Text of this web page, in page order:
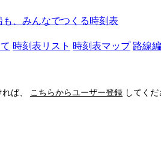
も、みんなでつくる時刻表
時刻表リスト 時刻表マップ 路線
ば、 こちらからユーザー登録 してくだ